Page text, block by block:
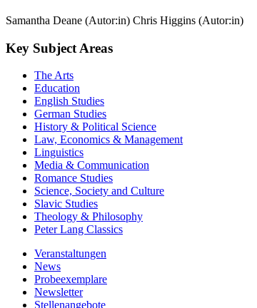
Samantha Deane (Autor:in) Chris Higgins (Autor:in)
Key Subject Areas
The Arts
Education
English Studies
German Studies
History & Political Science
Law, Economics & Management
Linguistics
Media & Communication
Romance Studies
Science, Society and Culture
Slavic Studies
Theology & Philosophy
Peter Lang Classics
Veranstaltungen
News
Probeexemplare
Newsletter
Stellenangebote